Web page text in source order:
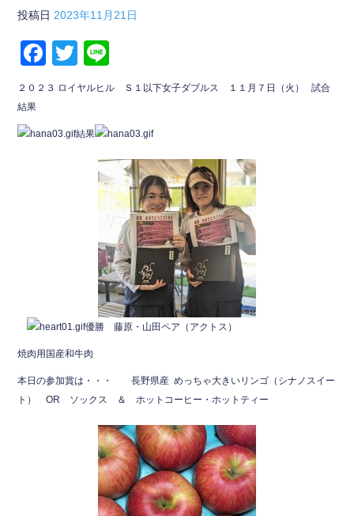
投稿日 2023年11月21日
F
a
e
T
wi
er
n
２０２３ ロイヤルヒル Ｓ１以下女子ダブルス １１月７日（火） 試合
結果
結果
優勝 藤原・山田ペア（アクトス）
焼肉用国産和牛肉
本日の参加賞は・・・ 長野県産 めっちゃ大きいリンゴ（シナノスイー
ト） OR ソックス ＆ ホットコーヒー・ホットティー